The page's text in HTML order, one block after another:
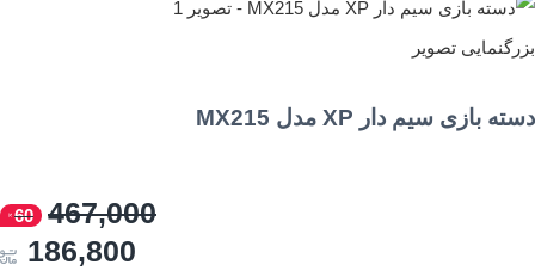
بزرگنمایی تصویر
دسته بازی سیم دار XP مدل MX215
467,000
60
186,800